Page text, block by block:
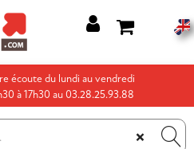
écoute du lundi au vendredi
à 17h30 au 03.28.25.93.88
×